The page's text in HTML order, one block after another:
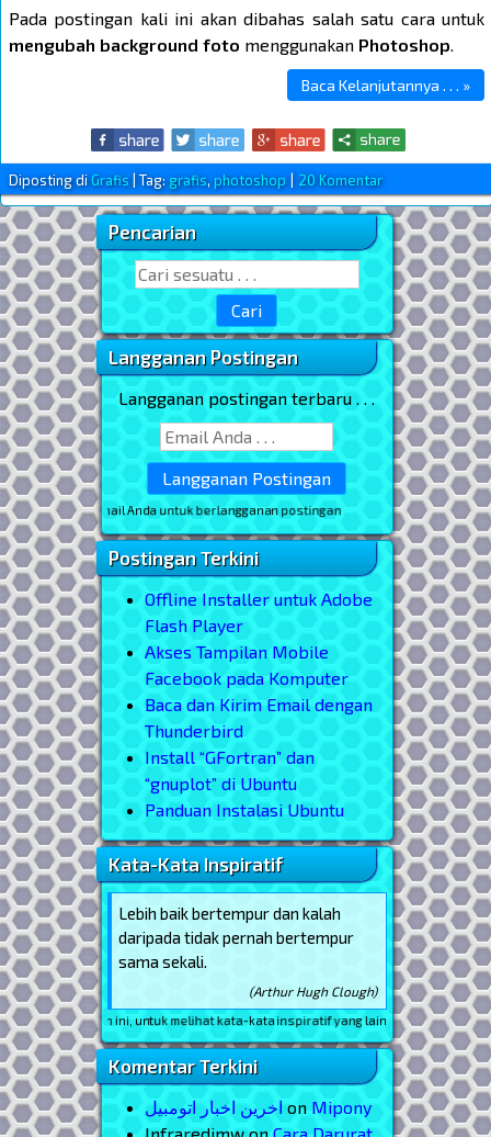
Pada postingan kali ini akan dibahas salah satu cara untuk
mengubah background foto menggunakan Photoshop.
Baca Kelanjutannya . . . »
Diposting diGrafis Tag:grafis,photoshop 20 Komentar
Sidebar Utama
Pencarian
Search for:
Langganan Postingan
Langganan postingan terbaru . . .
* masukkan email Anda untuk berlangganan postingan
Postingan Terkini
Offline Installer untuk Adobe
Flash Player
Akses Tampilan Mobile
Facebook pada Komputer
Baca dan Kirim Email dengan
Thunderbird
Install “GFortran” dan
“gnuplot” di Ubuntu
Panduan Instalasi Ubuntu
Kata-Kata Inspiratif
Lebih baik bertempur dan kalah
daripada tidak pernah bertempur
sama sekali.
(Arthur Hugh Clough)
Reloadhalaman ini, untuk melihat kata-kata inspiratif yang lain
Komentar Terkini
اخرین اخبار اتومبیل on Mipony